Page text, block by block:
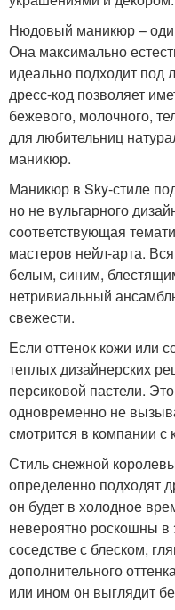
Нюдовый маникюр –
Она максимально
идеально подходит под
дресс-код позволяет
бежевого, молочного,
для любительниц
маникюр.
Маникюр в Sky-стиле
но не вульгарного
соответствующая
мастеров нейл-арта.
белым, синим,
нетривиальный
свежести.
Если оттенок кожи или
теплых дизайнерских
персиковой пастели.
одновременно не
смотрится в компании
Стиль снежной
определенно подходят
он будет в холодное
невероятно роскошны
соседстве с блеском,
дополнительного
или ином он выглядит